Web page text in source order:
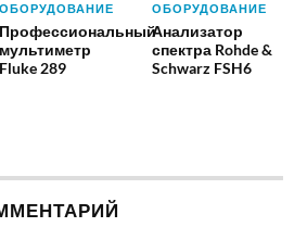
ОБОРУДОВАНИЕ
Профессиональный
мультиметр
Fluke 289
ОБОРУДОВАНИЕ
Анализатор
спектра Rohde &
Schwarz FSH6